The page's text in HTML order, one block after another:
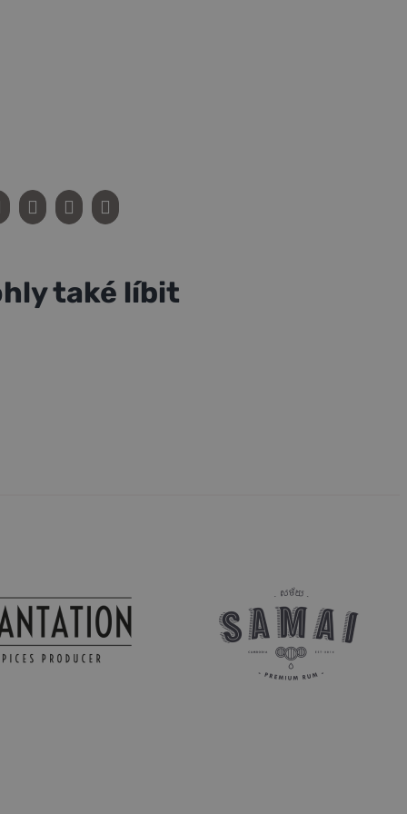
také líbit